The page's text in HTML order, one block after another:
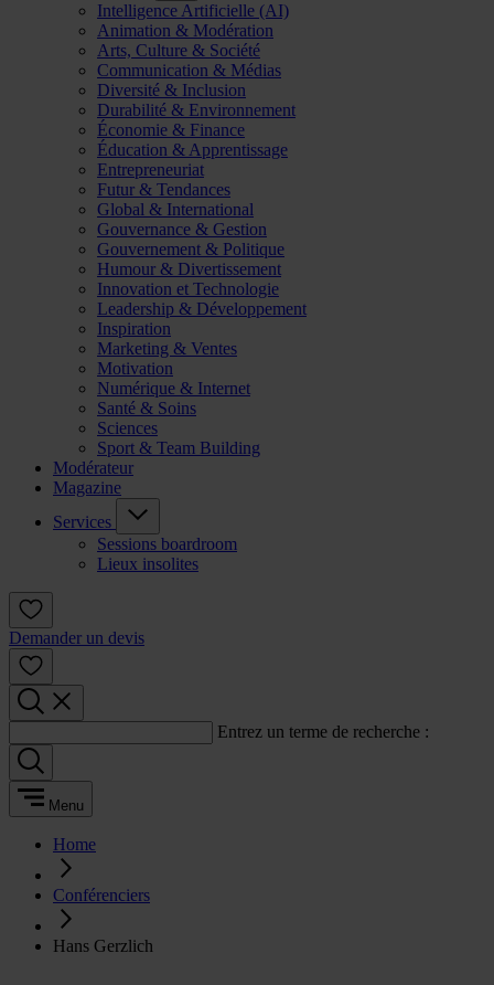
Intelligence Artificielle (AI)
Animation & Modération
Arts, Culture & Société
Communication & Médias
Diversité & Inclusion
Durabilité & Environnement
Économie & Finance
Éducation & Apprentissage
Entrepreneuriat
Futur & Tendances
Global & International
Gouvernance & Gestion
Gouvernement & Politique
Humour & Divertissement
Innovation et Technologie
Leadership & Développement
Inspiration
Marketing & Ventes
Motivation
Numérique & Internet
Santé & Soins
Sciences
Sport & Team Building
Modérateur
Magazine
Services
Sessions boardroom
Lieux insolites
Demander un devis
Entrez un terme de recherche :
Menu
Home
Conférenciers
Hans Gerzlich